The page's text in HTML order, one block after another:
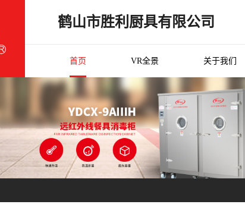
鹤山市胜利厨具有限公司
首页 VR全景 关于我们